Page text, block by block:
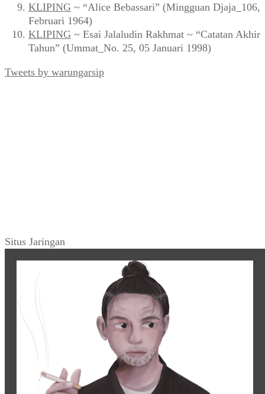
KLIPING ~ “Alice Bebassari” (Mingguan Djaja_106,
Februari 1964)
KLIPING ~ Esai Jalaludin Rakhmat ~ “Catatan Akhir
Tahun” (Ummat_No. 25, 05 Januari 1998)
Tweets by warungarsip
Situs Jaringan